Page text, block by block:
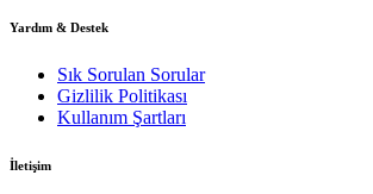
Yardım & Destek
Sık Sorulan Sorular
Gizlilik Politikası
Kullanım Şartları
İletişim